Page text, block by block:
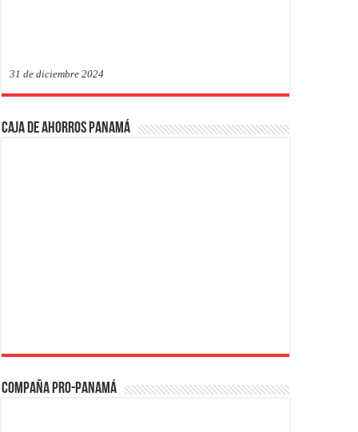
31 de diciembre 2024
Caja de Ahorros Panamá
Compaña PRO-Panamá